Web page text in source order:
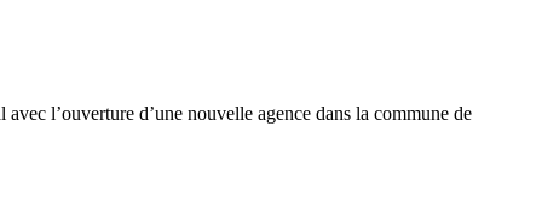
l’ouverture d’une nouvelle agence dans la commune de